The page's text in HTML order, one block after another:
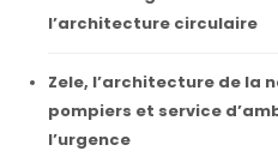
l’architecture circulaire
Zele, l’architecture de la
pompiers et service
l’urgence